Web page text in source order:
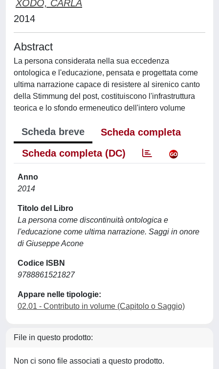
XODO, CARLA
2014
Abstract
La persona considerata nella sua eccedenza
ontologica e l'educazione, pensata e progettata come
ultima narrazione capace di resistere al sirenico canto
della Stimmung del post, costituiscono l'infrastruttura
teorica e lo sfondo ermeneutico dell'intero volume
Scheda breve
Scheda completa
Scheda completa (DC)
Anno
2014
Titolo del Libro
La persona come discontinuità ontologica e
l'educazione come ultima narrazione. Saggi in onore
di Giuseppe Acone
Codice ISBN
9788861521827
Appare nelle tipologie:
02.01 - Contributo in volume (Capitolo o Saggio)
File in questo prodotto:
Non ci sono file associati a questo prodotto.